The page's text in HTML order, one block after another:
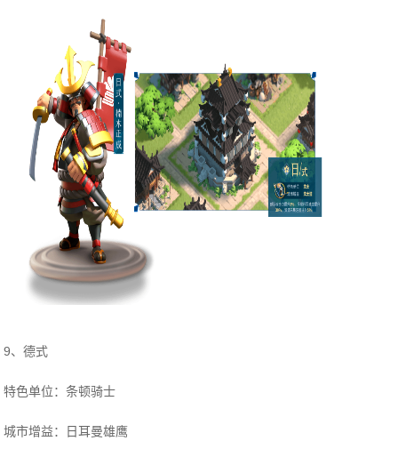
9、德式
特色单位：条顿骑士
城市增益：日耳曼雄鹰